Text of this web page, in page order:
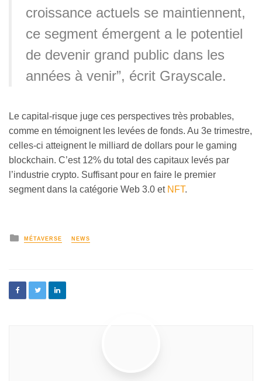
croissance actuels se maintiennent,
ce segment émergent a le potentiel
de devenir grand public dans les
années à venir”, écrit Grayscale.
Le capital-risque juge ces perspectives très probables,
comme en témoignent les levées de fonds. Au 3e trimestre,
celles-ci atteignent le milliard de dollars pour le gaming
blockchain. C’est 12% du total des capitaux levés par
l’industrie crypto. Suffisant pour en faire le premier
segment dans la catégorie Web 3.0 et NFT.
MÉTAVERSE NEWS